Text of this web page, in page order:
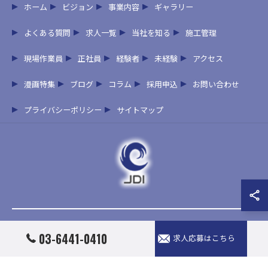
03-6441-0410 求人応募はこちら
ホーム ビジョン 事業内容 ギャラリー
よくある質問 求人一覧 当社を知る 施工管理
現場作業員 正社員 経験者 未経験 アクセス
漫画特集 ブログ コラム 採用申込 お問い合わせ
プライバシーポリシー サイトマップ
© 2026 東京で管工事の求人なら株式会社JDI ALL RIGHTS RESERVED.